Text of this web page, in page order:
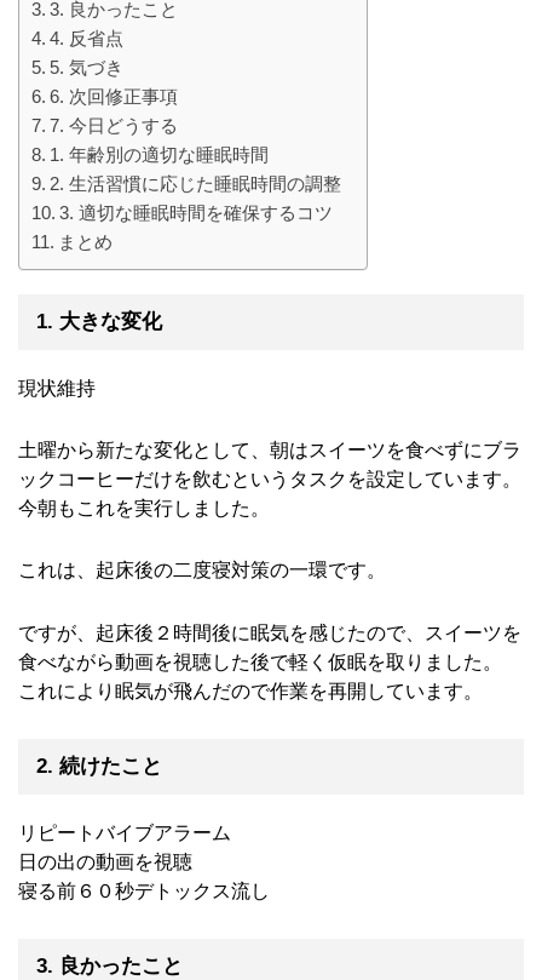
3. 良かったこと
4. 反省点
5. 気づき
6. 次回修正事項
7. 今日どうする
1. 年齢別の適切な睡眠時間
2. 生活習慣に応じた睡眠時間の調整
3. 適切な睡眠時間を確保するコツ
まとめ
1. 大きな変化
現状維持
土曜から新たな変化として、朝はスイーツを食べずにブラ
ックコーヒーだけを飲むというタスクを設定しています。
今朝もこれを実行しました。
これは、起床後の二度寝対策の一環です。
ですが、起床後２時間後に眠気を感じたので、スイーツを
食べながら動画を視聴した後で軽く仮眠を取りました。
これにより眠気が飛んだので作業を再開しています。
2. 続けたこと
リピートバイブアラーム
日の出の動画を視聴
寝る前６０秒デトックス流し
3. 良かったこと